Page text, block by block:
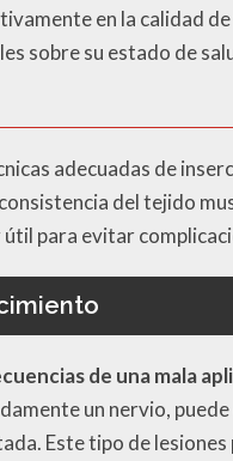
en la calidad
sobre su estado de
adecuadas de
del tejido
para evitar
de una mala
un nervio,
Este tipo de